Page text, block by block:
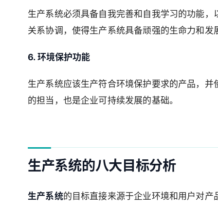
生产系统必须具备自我完善和自我学习的功能
关系协调，使得生产系统具备顽强的生命力和发
6. 环境保护功能
生产系统应该生产符合环境保护要求的产品，
的担当，也是企业可持续发展的基础。
生产系统的八大目标分析
生产系统的目标直接来源于企业环境和用户对